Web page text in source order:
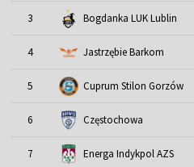
3 Bogdanka LUK Lublin
4 Jastrzębie Barkom
5 Cuprum Stilon Gorzów
6 Częstochowa
7 Energa Indykpol AZS